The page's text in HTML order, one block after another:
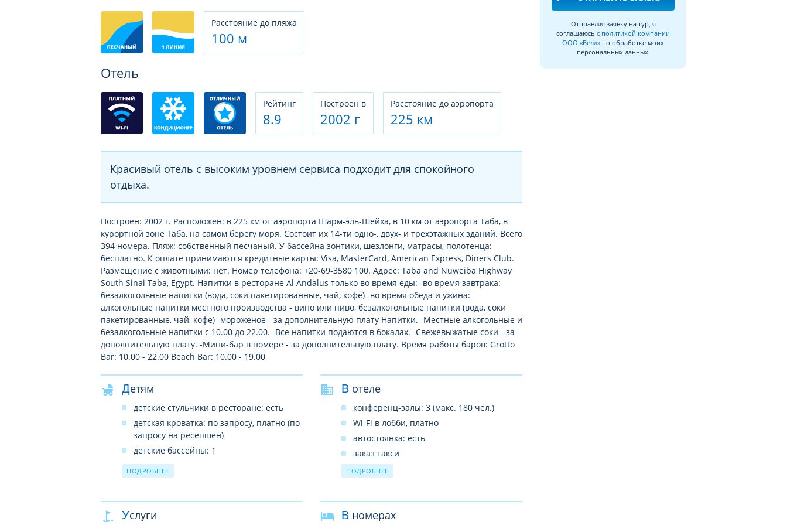
Расстояние до пляжа
100 м
Отель
Рeйтинг
8.9
Построен в
2002 г
Расстояние до аэропорта
225 км
Красивый отель с высоким уровнем сервиса подходит для спокойного
отдыха.
Построен: 2002 г. Расположен: в 225 км от аэропорта Шарм-эль-Шейха, в 10 км от аэропорта Таба, в
курортной зоне Таба, на самом берегу моря. Состоит их 14-ти одно-, двух- и трехэтажных зданий. Всего
394 номера. Пляж: cобственный песчаный. У бассейна зонтики, шезлонги, матрасы, полотенца:
бесплатно. К оплате принимаются кредитные карты: Visa, MasterCard, American Express, Diners Club.
Размещение с животными: нет. Номер телефона: +20-69-3580 100. Адрес: Taba and Nuweiba Highway
South Sinai Taba, Egypt. Напитки в ресторане Al Andalus только во время еды: -во время завтрака:
безалкогольные напитки (вода, соки пакетированные, чай, кофе) -во время обеда и ужина:
алкогольные напитки местного производства - вино или пиво, безалкогольные напитки (вода, соки
пакетированные, чай, кофе) -мороженое - за дополнительную плату Напитки. -Местные алкогольные и
безалкогольные напитки с 10.00 до 22.00. -Все напитки подаются в бокалах. -Свежевыжатые соки - за
дополнительную плату. -Мини-бар в номере - за дополнительную плату. Время работы баров: Grotto
Bar: 10.00 - 22.00 Beach Bar: 10.00 - 19.00
Детям
детские стульчики в ресторане: есть
детская кроватка: по запросу, платно (по
запросу на ресепшен)
детские бассейны: 1
детская площадка
детские клубы: 1
услуги няни: по запросу, платно
ПОДРОБНЕЕ
В отеле
конференц-залы: 3 (макс. 180 чел.)
Wi-Fi в лобби, платно
автостоянка: есть
заказ такси
рестораны: 1
бассейны: 1 (открытый бассейн)
кабинет врача (платно)
ПОДРОБНЕЕ
Услуги В номерах
Отправляя заявку на тур, я
соглашаюсь с политикой компании
ООО «Велл» по обработке моих
персональных данных.